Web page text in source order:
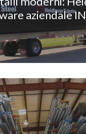
aziendale